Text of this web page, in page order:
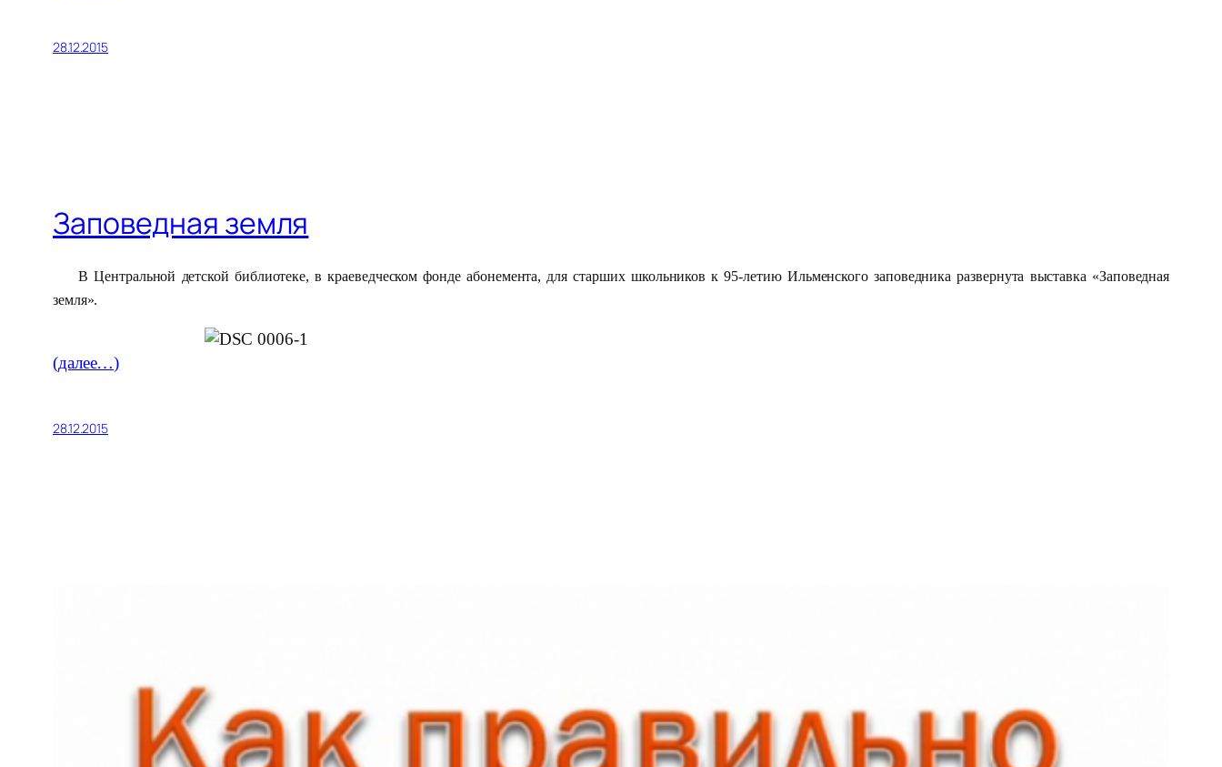
28.12.2015
Заповедная земля
В Центральной детской библиотеке,в краеведческом фонде абонемента, для старших школьников к 95-летию Ильменского заповедникаразвернута выставка «Заповедная
земля».
(далее…)
28.12.2015